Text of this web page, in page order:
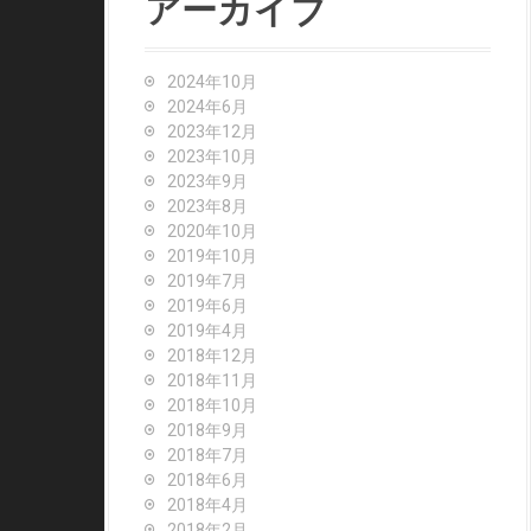
h
アーカイブ
2024年10月
2024年6月
2023年12月
2023年10月
2023年9月
2023年8月
2020年10月
2019年10月
2019年7月
2019年6月
2019年4月
2018年12月
2018年11月
2018年10月
2018年9月
2018年7月
2018年6月
2018年4月